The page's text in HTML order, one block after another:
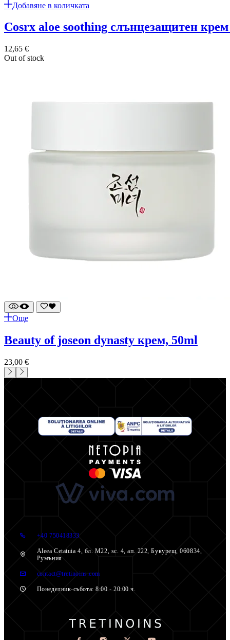
Добавяне в количката
cosrx aloe soothing слънцезащитен
12,65 €
Out of stock
Още
beauty of joseon dynasty крем, 50ml
23,00 €
+40 750418333
Aleea Cetatuia 4, бл. M22, sc. 4, ап. 222, Букурещ, 060834,
Румъния
contact@tretinoins.com
Понеделник-събота: 8:00 - 20:00 ч.